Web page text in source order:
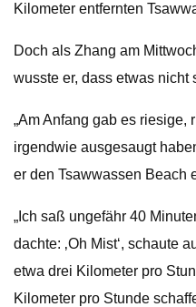
Kilometer entfernten
Doch als Zhang am
wusste er, dass etwas nicht
„Am Anfang gab es riesige,
irgendwie ausgesaugt
er den Tsawwassen Beach
„Ich saß ungefähr 40
dachte: ‚Oh Mist‘, schaute
etwa drei Kilometer pro
Kilometer pro Stunde